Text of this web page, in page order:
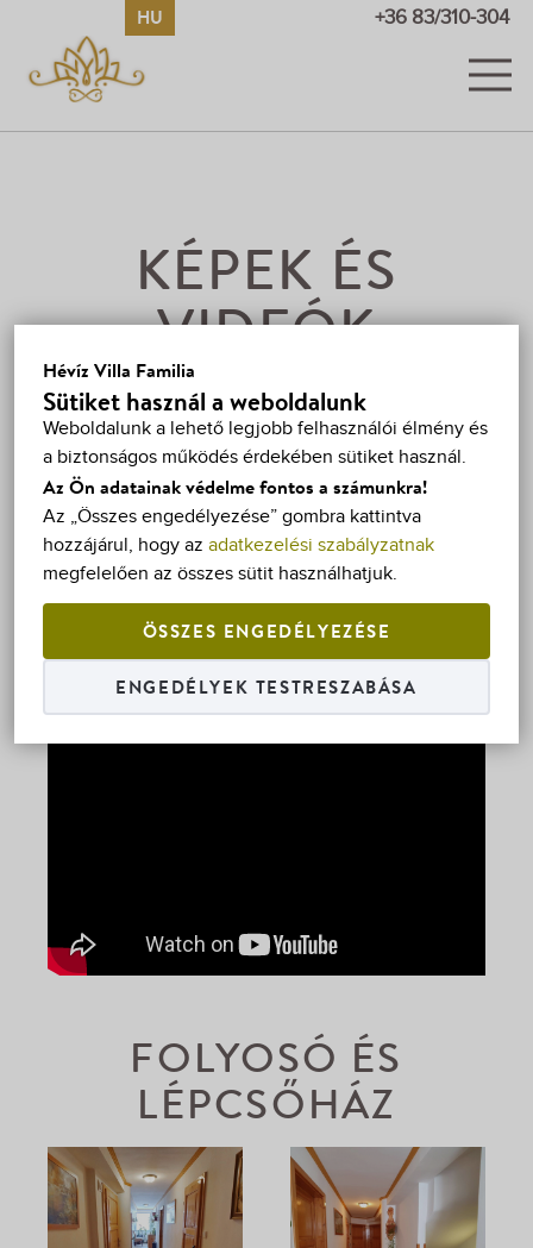
Hévíz Villa Familia
Sütiket használ a weboldalunk
Weboldalunk a lehető legjobb felhasználói élmény és
a biztonságos működés érdekében sütiket használ.
Az Ön adatainak védelme fontos a számunkra!
Az „Összes engedélyezése” gombra kattintva
hozzájárul, hogy az adatkezelési szabályzatnak
megfelelően az összes sütit használhatjuk.
ÖSSZES ENGEDÉLYEZÉSE
ENGEDÉLYEK TESTRESZABÁSA
+36 83/310-304
HU
AKCIÓK
HÉVÍZ
TÉRKÉP
KAPCSOLAT
KÉPEK ÉS
VIDEÓK
VIDEÓK
FOLYOSÓ ÉS
LÉPCSŐHÁZ